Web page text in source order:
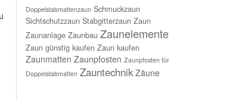
Doppelstabmattenzaun Schmuckzaun
Sichtschutzzaun Stabgitterzaun Zaun
Zaunanlage Zaunbau Zaunelemente
Zaun günstig kaufen Zaun kaufen
Zaunmatten Zaunpfosten Zaunpfosten für
Doppelstabmatten Zauntechnik Zäune